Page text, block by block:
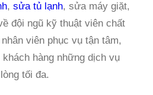
, sửa tủ lạnh, sửa máy giặt,
đội ngũ kỹ thuật viên chất
viên phục vụ tận tâm,
hàng những dịch vụ
tối đa.